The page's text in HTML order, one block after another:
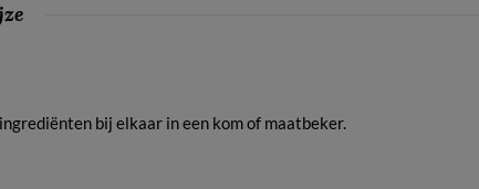
bij elkaar in een kom of maatbeker.